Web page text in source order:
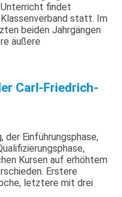
findet
statt. Im
beiden Jahrgängen
äußere
Carl-Friedrich-
der Einführungsphase,
Kursen auf erhöhtem
Erstere
letztere mit drei